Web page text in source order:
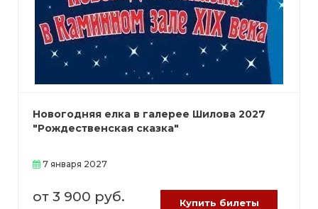
Новогодняя елка в галерее Шилова 2027
"Рождественская сказка"
7 января 2027
от 3 900 руб. Купить билеты